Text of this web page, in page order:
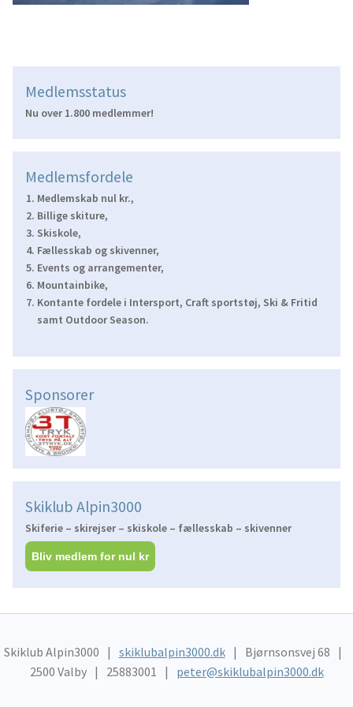
Medlemsstatus
Nu over 1.800 medlemmer!
Medlemsfordele
Medlemskab nul kr.,
Billige skiture,
Skiskole,
Fællesskab og skivenner,
Events og arrangementer,
Mountainbike,
Kontante fordele i Intersport, Craft sportstøj, Ski & Fritid
samt Outdoor Season.
Sponsorer
Skiklub Alpin3000
Skiferie – skirejser – skiskole – fællesskab – skivenner
Bliv medlem for nul kr
Skiklub Alpin3000 skiklubalpin3000.dk
Bjørnsonsvej 68
2500 Valby
25883001 peter@skiklubalpin3000.dk